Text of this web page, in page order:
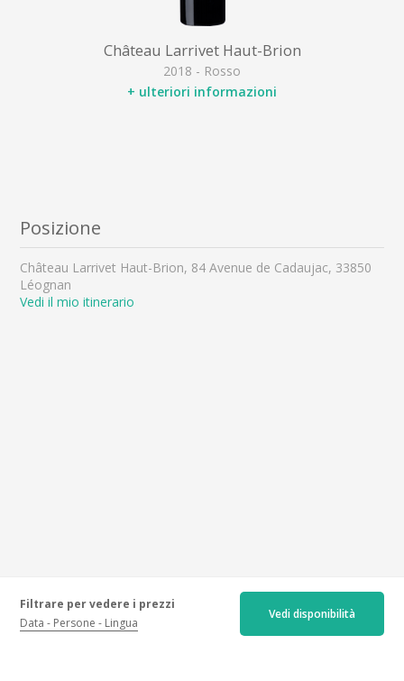
Filtrare per vedere i prezzi
Data Persone Lingua
Vedi disponibilità
Château Larrivet Haut-Brion
2018 - Rosso
+ ulteriori informazioni
Posizione
Château Larrivet Haut-Brion, 84 Avenue de Cadaujac, 33850
Léognan
Vedi il mio itinerario